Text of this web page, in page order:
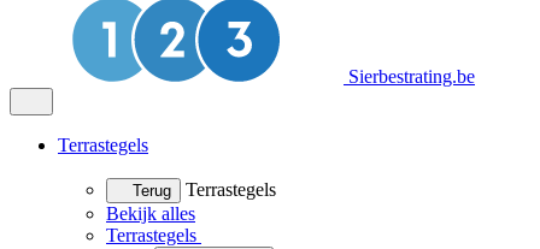
Sierbestrating.be
Terrastegels
Terug
Terrastegels
Bekijk alles
Terrastegels